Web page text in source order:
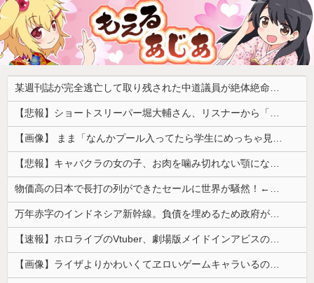
某週刊誌が完全逃亡して取り残された中道議員が絶体絶命の窮地、「今度は宏池会に矛先を向けたか……」と節操の無さに呆れる人が続出
【悲報】ショートスリーパー堀大輔さん、リスナーから「寝たほうがいい！」と言われてガチギレし炎上 → 高須幹也医師の医学的アドバイスに激昂 ｗｗｗｗｗｗｗｗｗ
【画像】 まま「なんかプール入ってたら学生にめっちゃ見られたw」
【悲報】キャバクラの女の子、お肉を噛み切れない顎になってしまう・・・
物価高の日本で長打の列ができたセールに世界が騒然！←「我が国でもやってくれ！」（海外の反応）
万年赤字のインドネシア新幹線。負債を埋めるため政府が過半数の株式を引き受ける
【速報】ホロライブのVtuber、劇場版メイドインアビスの主題歌決定wwwwwwwwww
【画像】ライザよりかわいくてヱロいゲームキャラいるの？ｗｗｗｗｗ